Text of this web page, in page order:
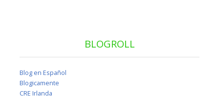
BLOGROLL
Blog en Español
Blogicamente
CRE Irlanda